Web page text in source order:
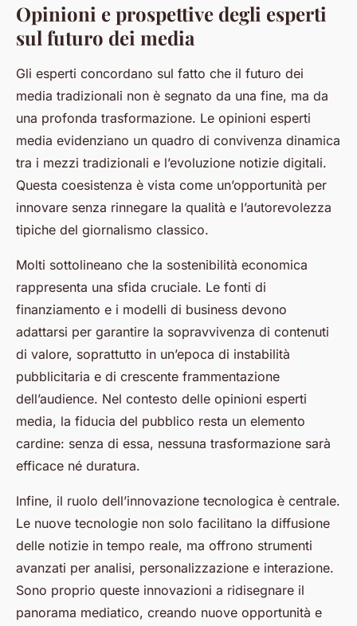
Opinioni e prospettive degli esperti
sul futuro dei media
Gli esperti concordano sul fatto che il futuro dei
media tradizionali non è segnato da una fine, ma da
una profonda trasformazione. Le opinioni esperti
media evidenziano un quadro di convivenza dinamica
tra i mezzi tradizionali e l’evoluzione notizie digitali.
Questa coesistenza è vista come un’opportunità per
innovare senza rinnegare la qualità e l’autorevolezza
tipiche del giornalismo classico.
Molti sottolineano che la sostenibilità economica
rappresenta una sfida cruciale. Le fonti di
finanziamento e i modelli di business devono
adattarsi per garantire la sopravvivenza di contenuti
di valore, soprattutto in un’epoca di instabilità
pubblicitaria e di crescente frammentazione
dell’audience. Nel contesto delle opinioni esperti
media, la fiducia del pubblico resta un elemento
cardine: senza di essa, nessuna trasformazione sarà
efficace né duratura.
Infine, il ruolo dell’innovazione tecnologica è centrale.
Le nuove tecnologie non solo facilitano la diffusione
delle notizie in tempo reale, ma offrono strumenti
avanzati per analisi, personalizzazione e interazione.
Sono proprio queste innovazioni a ridisegnare il
panorama mediatico, creando nuove opportunità e